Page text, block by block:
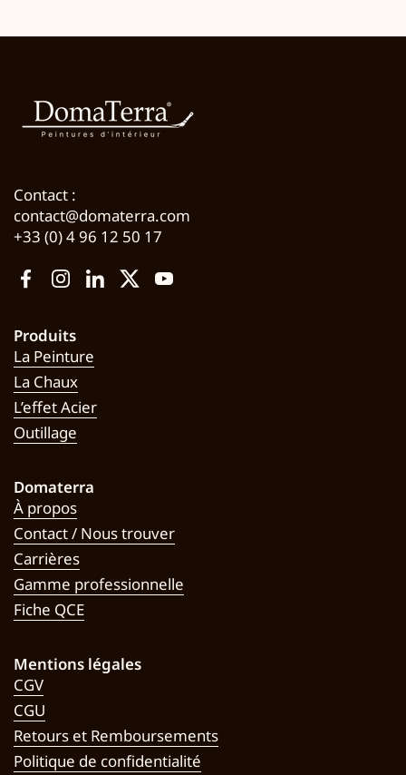
Contact :
contact@domaterra.com
+33 (0) 4 96 12 50 17
FacebookInstagram
LinkedIn
TwitterYouTube
Produits
La Peinture
La Chaux
L’effet Acier
Outillage
Domaterra
À propos
Contact / Nous trouver
Carrières
Gamme professionnelle
Fiche QCE
Mentions légales
CGV
CGU
Retours et Remboursements
Politique de confidentialité